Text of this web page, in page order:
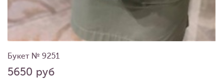
Букет № 9251
5650 руб